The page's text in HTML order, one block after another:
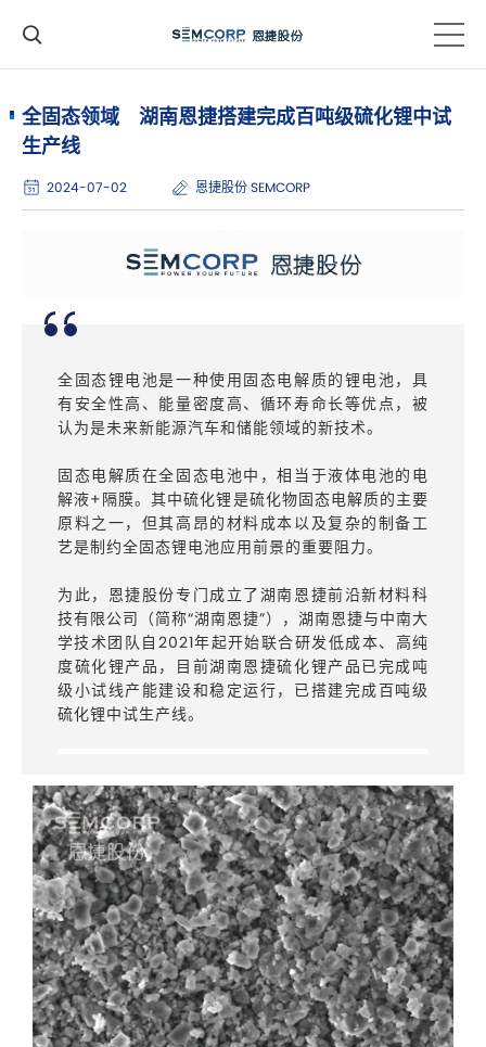
全固态领域 湖南恩捷搭建完成百吨级硫化锂中试
生产线
2024-07-02 恩捷股份 SEMCORP
全固态锂电池是一种使用固态电解质的锂电池，具
有安全性高、能量密度高、循环寿命长等优点，被
认为是未来新能源汽车和储能领域的新技术。
固态电解质在全固态电池中，相当于液体电池的电
解液+隔膜。其中硫化锂是硫化物固态电解质的主要
原料之一，但其高昂的材料成本以及复杂的制备工
艺是制约全固态锂电池应用前景的重要阻力。
为此，恩捷股份专门成立了湖南恩捷前沿新材料科
技有限公司（简称“湖南恩捷”），湖南恩捷与中南大
学技术团队自2021年起开始联合研发低成本、高纯
度硫化锂产品，目前湖南恩捷硫化锂产品已完成吨
级小试线产能建设和稳定运行，已搭建完成百吨级
硫化锂中试生产线。